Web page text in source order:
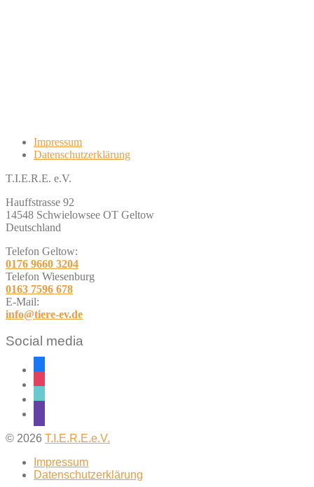
Impressum
Datenschutzerklärung
T.I.E.R.E. e.V.
Hauffstrasse 92
14548 Schwielowsee OT Geltow
Deutschland
Telefon Geltow:
0176 9660 3204
Telefon Wiesenburg
0163 7596 678
E-Mail:
info@tiere-ev.de
Social media
© 2026 T.I.E.R.E.e.V.
Impressum
Datenschutzerklärung